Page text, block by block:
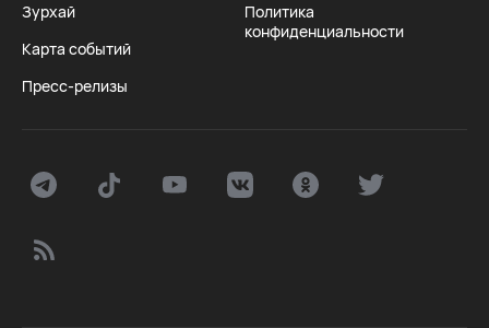
Зурхай
Карта событий
Пресс-релизы
Политика
конфиденциальности